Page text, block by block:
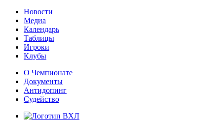
Новости
Медиа
Календарь
Таблицы
Игроки
Клубы
О Чемпионате
Документы
Антидопинг
Судейство